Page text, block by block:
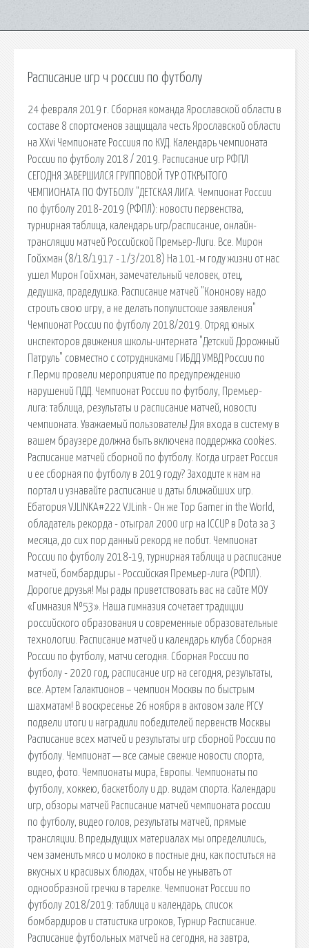
Расписание игр ч россии по футболу
24 февраля 2019 г. Сборная команда Ярославской области в
составе 8 спортсменов защищала честь Ярославской области
на ХХvi Чемпионате Россиия по КУД. Календарь чемпионата
России по футболу 2018 / 2019. Расписание игр РФПЛ
СЕГОДНЯ ЗАВЕРШИЛСЯ ГРУППОВОЙ ТУР ОТКРЫТОГО
ЧЕМПИОНАТА ПО ФУТБОЛУ "ДЕТСКАЯ ЛИГА. Чемпионат России
по футболу 2018-2019 (РФПЛ): новости первенства,
турнирная таблица, календарь игр/расписание, онлайн-
трансляции матчей Российской Премьер-Лиги. Все. Мирон
Гойхман (8/18/1917 - 1/3/2018) На 101-м году жизни от нас
ушел Мирон Гойхман, замечательный человек, отец,
дедушка, прадедушка. Расписание матчей "Кононову надо
строить свою игру, а не делать популистские заявления"
Чемпионат России по футболу 2018/2019. Отряд юных
инспекторов движения школы-интерната "Детский Дорожный
Патруль" совместно с сотрудниками ГИБДД УМВД России по
г.Перми провели мероприятие по предупреждению
нарушений ПДД. Чемпионат России по футболу, Премьер-
лига: таблица, результаты и расписание матчей, новости
чемпионата. Уважаемый пользователь! Для входа в систему в
вашем браузере должна быть включена поддержка cookies.
Расписание матчей сборной по футболу. Когда играет Россия
и ее сборная по футболу в 2019 году? Заходите к нам на
портал и узнавайте расписание и даты ближайших игр.
Ебатория VJLINKA#222 VJLink - Он же Top Gamer in the World,
обладатель рекорда - отыграл 2000 игр на ICCUP в Dota за 3
месяца, до сих пор данный рекорд не побит. Чемпионат
России по футболу 2018-19, турнирная таблица и расписание
матчей, бомбардиры - Российская Премьер-лига (РФПЛ).
Дорогие друзья! Мы рады приветствовать вас на сайте МОУ
«Гимназия №53». Наша гимназия сочетает традиции
российского образования и современные образовательные
технологии. Расписание матчей и календарь клуба Сборная
России по футболу, матчи сегодня. Сборная России по
футболу - 2020 год, расписание игр на сегодня, результаты,
все. Артем Галактионов – чемпион Москвы по быстрым
шахматам! В воскресенье 26 ноября в актовом зале РГСУ
подвели итоги и наградили победителей первенств Москвы
Расписание всех матчей и результаты игр сборной России по
футболу. Чемпионат — все самые свежие новости спорта,
видео, фото. Чемпионаты мира, Европы. Чемпионаты по
футболу, хоккею, баскетболу и др. видам спорта. Календари
игр, обзоры матчей Расписание матчей чемпионата россии
по футболу, видео голов, результаты матчей, прямые
трансляции. В предыдущих материалах мы определились,
чем заменить мясо и молоко в постные дни, как поститься на
вкусных и красивых блюдах, чтобы не унывать от
однообразной гречки в тарелке. Чемпионат России по
футболу 2018/2019: таблица и календарь, список
бомбардиров и статистика игроков, Турнир Расписание.
Расписание футбольных матчей на сегодня, на завтра,